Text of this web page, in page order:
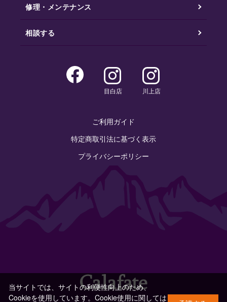
修理・メンテナンス
相談する
目白店 川上店
ご利用ガイド
特定商取引法に基づく表示
プライバシーポリシー
当サイトでは、サイトの利便性向上のため、
Cookieを使用しています。Cookie使用に関しては